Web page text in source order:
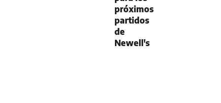
próximos
partidos
de
Newell's